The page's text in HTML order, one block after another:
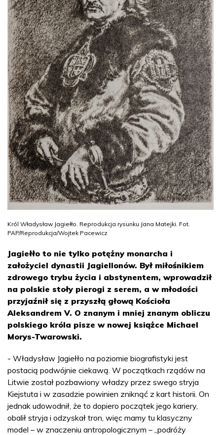
Król Władysław Jagiełło. Reprodukcja rysunku Jana Matejki. Fot.
PAP/Reprodukcja/Wojtek Pacewicz
Jagiełło to nie tylko potężny monarcha i
założyciel dynastii Jagiellonów. Był miłośnikiem
zdrowego trybu życia i abstynentem, wprowadził
na polskie stoły pierogi z serem, a w młodości
przyjaźnił się z przyszłą głową Kościoła
Aleksandrem V. O znanym i mniej znanym obliczu
polskiego króla pisze w nowej książce Michael
Morys-Twarowski.
- Władysław Jagiełło na poziomie biografistyki jest
postacią podwójnie ciekawą. W początkach rządów na
Litwie został pozbawiony władzy przez swego stryja
Kiejstuta i w zasadzie powinien zniknąć z kart historii. On
jednak udowodnił, że to dopiero początek jego kariery,
obalił stryja i odzyskał tron, więc mamy tu klasyczny
model – w znaczeniu antropologicznym – „podróży